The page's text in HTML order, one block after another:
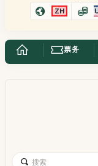
ZH
票务